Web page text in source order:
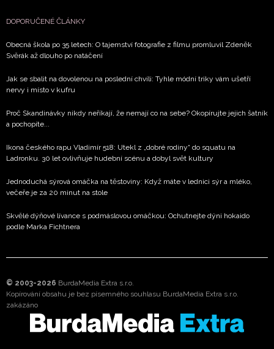
DOPORUČENÉ ČLÁNKY
Obecná škola po 35 letech: O tajemství fotografie z filmu promluvil Zdeněk
Svěrák až dlouho po natáčení
Jak se sbalit na dovolenou na poslední chvíli: Tyhle módní triky vám ušetří
nervy i místo v kufru
Proč Skandinávky nikdy neříkají, že nemají co na sebe? Okopírujte jejich šatník
a pochopíte...
Ikona českého rapu Vladimír 518: Utekl z „dobré rodiny“ do squatu na
Ladronku. 30 let ovlivňuje hudební scénu a dobyl svět kultury
Jednoduchá sýrová omáčka na těstoviny: Když máte v lednici sýr a mléko,
večeře je za 20 minut na stole
Skvělé dýňové lívance s podmáslovou omáčkou: Ochutnejte dýni hokaido
podle Marka Fichtnera
© 2003-2026 BurdaMedia Extra s.r.o.
Kopírování obsahu je bez písemného souhlasu BurdaMedia Extra s.r.o.
zakázáno